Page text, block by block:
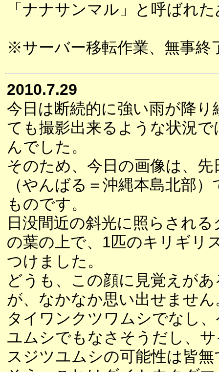
「ナナサンマル」と呼ばれ
※サーバー移転作業、無事終
2010.7.29
今日は断続的に強い雨が降り
ても撮影出来るような状況
んでした。
そのため、今日の画像は、先
（やんばる＝沖縄本島北部
ものです。
日没間近の斜光に照らされ
の葉の上で、1匹のキリギリ
つけました。
どうも、この顔に見覚えが
が、なかなか思い出せません
タイワンクツワムシでなし
ユムシでもなさそうだし、
スジツユムシの可能性は皆